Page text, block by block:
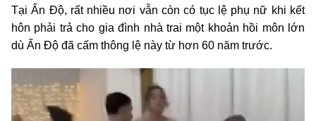
Tại Ấn Độ, rất nhiều nơi vẫn còn có tục lệ phụ nữ khi kết
hôn phải trả cho gia đình nhà trai một khoản hồi môn lớn
dù Ấn Độ đã cấm thông lệ này từ hơn 60 năm trước.